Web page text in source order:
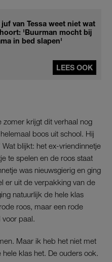
juf van Tessa weet niet wat
'Buurman mocht bij
in bed slapen'
LEES OOK
zomer krijgt dit verhaal nog
boos uit school. Hij
blijkt: het ex-vriendinnetje
te spelen en de roos staat
was nieuwsgierig en ging
er uit de verpakking van de
natuurlijk de hele klas
roos, maar een rode
paal.
Maar ik heb het niet met
klas het. De ouders ook.